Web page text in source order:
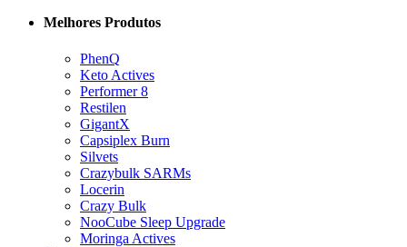
Melhores Produtos
PhenQ
Keto Actives
Performer 8
Restilen
GigantX
Capsiplex Burn
Silvets
Crazybulk SARMs
Locerin
Crazy Bulk
NooCube Sleep Upgrade
Moringa Actives